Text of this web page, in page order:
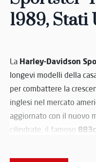
1989, Stati
La Harley-Davidson
longevi modelli della
per combattere la
inglesi nel mercato
aggiornato con il nuovo
cilindrate, il famoso
propulsore è ancora